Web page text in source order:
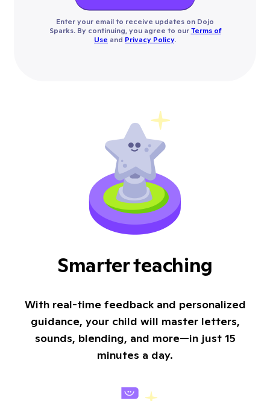
Enter your email to receive updates on Dojo
Sparks. By continuing, you agree to our Terms of
Use and Privacy Policy.
Smarter teaching
With real-time feedback and personalized
guidance, your child will master letters,
sounds, blending, and more—in just 15
minutes a day.